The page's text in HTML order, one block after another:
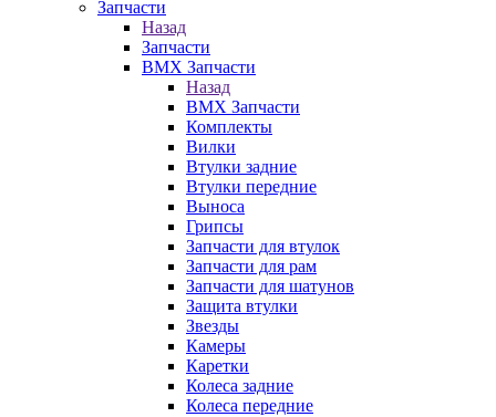
Запчасти
Назад
Запчасти
BMX Запчасти
Назад
BMX Запчасти
Комплекты
Вилки
Втулки задние
Втулки передние
Выноса
Грипсы
Запчасти для втулок
Запчасти для рам
Запчасти для шатунов
Защита втулки
Звезды
Камеры
Каретки
Колеса задние
Колеса передние